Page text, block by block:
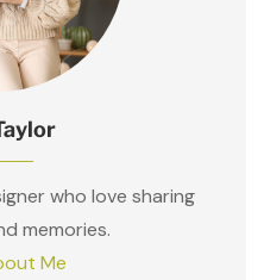
who love sharing
memories.
Me